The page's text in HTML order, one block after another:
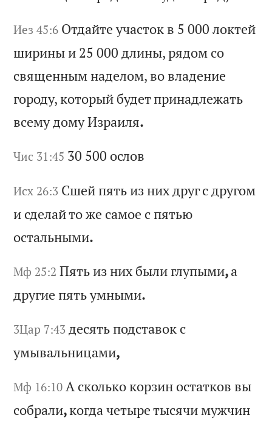
Иез 45:6 Отдайтеучасток в 5 000локтей
ширины и 25 000длины,рядом со
священным наделом, во владение
городу, который будетпринадлежать
всемудомуИзраиля.
Чис 31:45 30 500 ослов
Исх 26:3 Сшей пять из нихдругсдругом
и сделайтоже самое с пятью
остальными.
Мф 25:2 Пять из нихбыли глупыми,а
другие пятьумными.
3Цар 7:43 десять подставок с
умывальницами,
Мф 16:10 А сколько корзин остатков вы
собрали,когдачетыретысячи мужчин